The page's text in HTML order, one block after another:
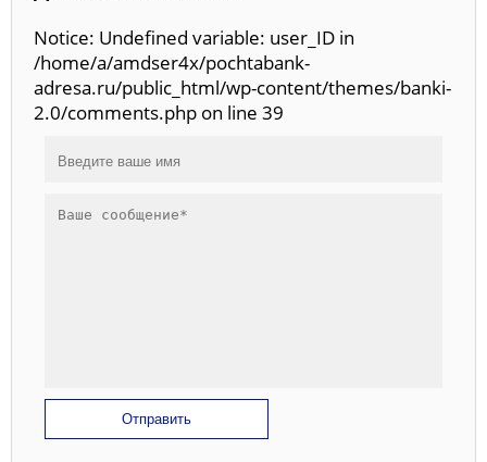
Notice: Undefined variable: user_ID in
/home/a/amdser4x/pochtabank-
adresa.ru/public_html/wp-content/themes/banki-
2.0/comments.php on line 39
Отправить